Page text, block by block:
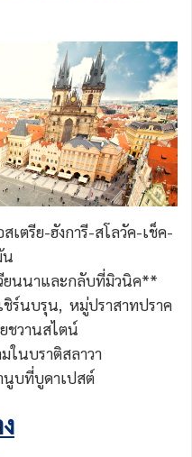
เตรีย-ฮังการี-สโลวัค-เช็ค-
น
ยนนาและกลับที่มิวนิค**
ชิร์นบรุน, หมู่ปราสาทปราค
ชวานสไตน์
ในบราติสลาวา
นูบที่บูดาเปสต์